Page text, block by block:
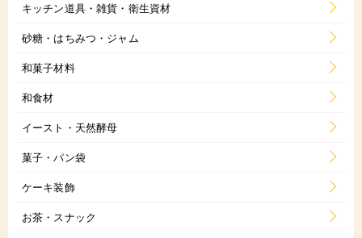
キッチン道具・雑貨・衛生資材
砂糖・はちみつ・ジャム
和菓子材料
和食材
イースト・天然酵母
菓子・パン袋
ケーキ装飾
お茶・スナック